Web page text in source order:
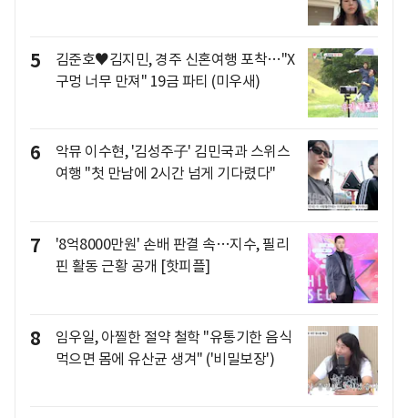
5
김준호♥김지민, 경주 신혼여행 포착…"X
구멍 너무 만져" 19금 파티 (미우새)
6
악뮤 이수현, '김성주子' 김민국과 스위스
여행 "첫 만남에 2시간 넘게 기다렸다"
7
'8억8000만원' 손배 판결 속…지수, 필리
핀 활동 근황 공개 [핫피플]
8
임우일, 아찔한 절약 철학 "유통기한 음식
먹으면 몸에 유산균 생겨" ('비밀보장')